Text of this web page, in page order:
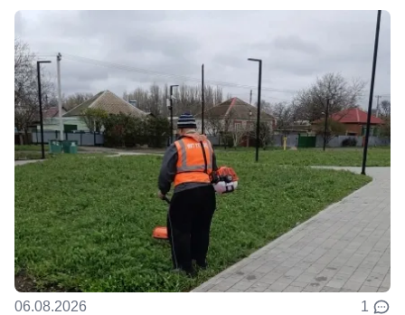
06.08.2026 1